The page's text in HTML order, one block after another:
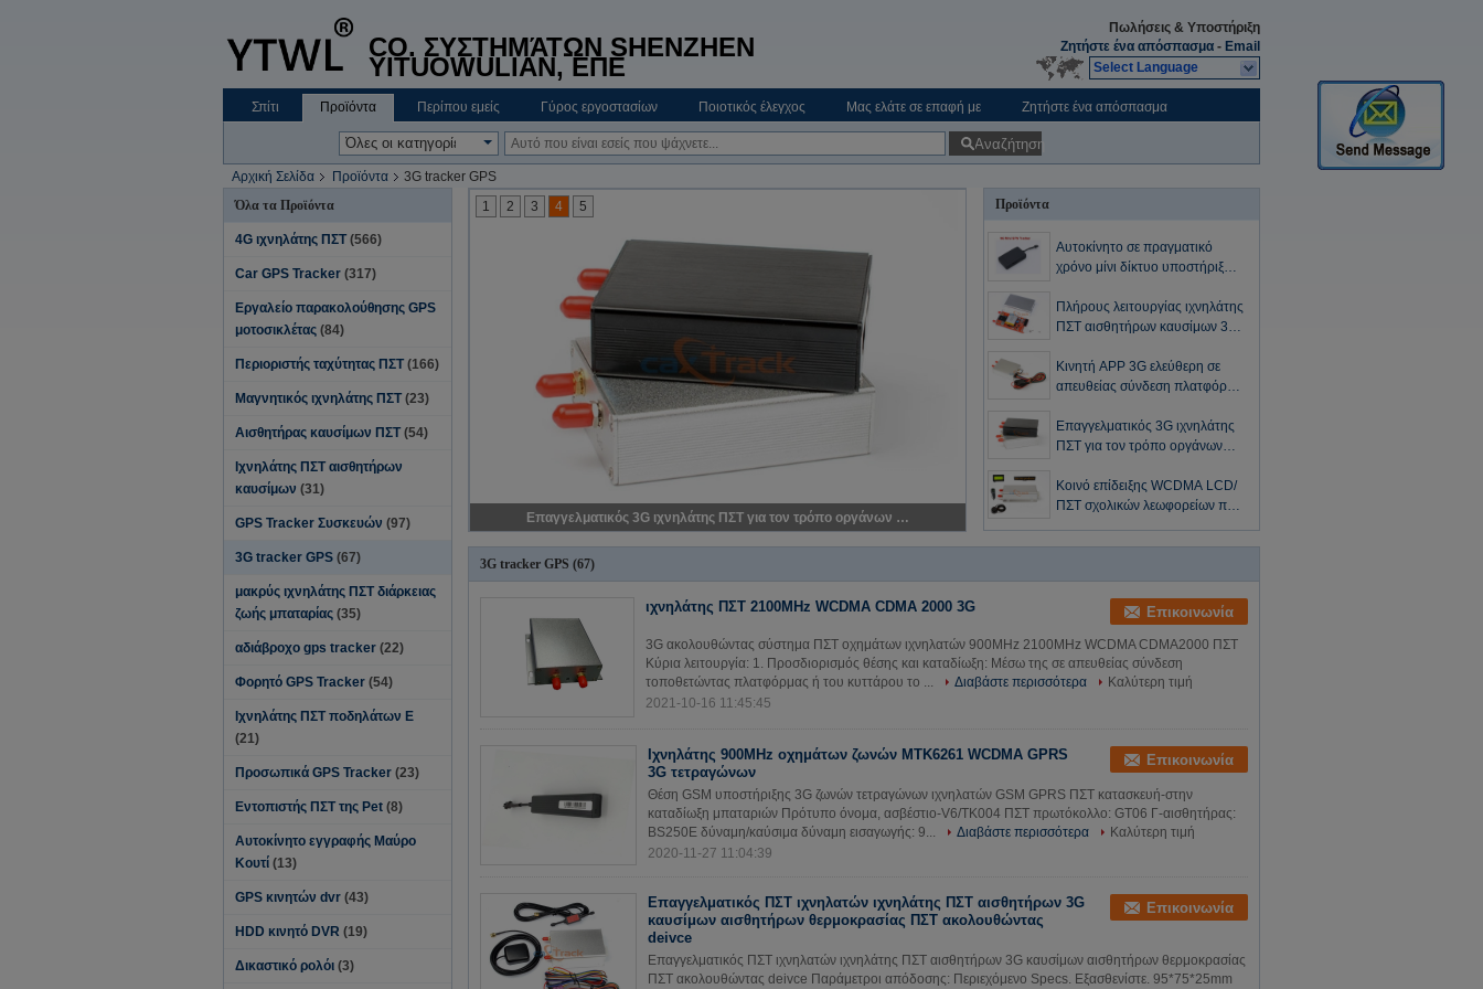
CO. ΣΥΣΤΗΜΆΤΩΝ SHENZHEN
YITUOWULIAN, ΕΠΕ
Πωλήσεις & Υποστήριξη
Ζητήστε ένα απόσπασμα - Email
Select Language
Σπίτι Προϊόντα Περίπου εμείς Γύρος εργοστασίων Ποιοτικός έλεγχος Μας ελάτε σε επαφή με Ζητήστε ένα απόσπασμα
Αναζήτηση
Αρχική Σελίδα Προϊόντα
3G tracker GPS
Όλα τα Προϊόντα
4G ιχνηλάτης ΠΣΤ (566)
Car GPS Tracker (317)
Εργαλείο παρακολούθησης GPS
μοτοσικλέτας (84)
Περιοριστής ταχύτητας ΠΣΤ (166)
Μαγνητικός ιχνηλάτης ΠΣΤ (23)
Αισθητήρας καυσίμων ΠΣΤ (54)
Ιχνηλάτης ΠΣΤ αισθητήρων
καυσίμων (31)
GPS Tracker Συσκευών (97)
3G tracker GPS (67)
μακρύς ιχνηλάτης ΠΣΤ διάρκειας
ζωής μπαταρίας (35)
αδιάβροχο gps tracker (22)
Φορητό GPS Tracker (54)
Ιχνηλάτης ΠΣΤ ποδηλάτων Ε
(21)
Προσωπικά GPS Tracker (23)
Εντοπιστής ΠΣΤ της Pet (8)
Αυτοκίνητο εγγραφής Μαύρο
Κουτί (13)
GPS κινητών dvr (43)
HDD κινητό DVR (19)
Δικαστικό ρολόι (3)
Επαγγελματικός 3G ιχνηλάτης ΠΣΤ για τον τρόπο οργάνων ελέγχου φορτηγών αυτοκινήτων/ταραχοποιών αναμικτών
1 2 3 4 5 Προϊόντα
Αυτοκίνητο σε πραγματικό
χρόνο μίνι δίκτυο υποστήριξης
ΠΣΤ 3G
Πλήρους λειτουργίας ιχνηλάτης
ΠΣΤ αισθητήρων καυσίμων 3G
GSM
Κινητή APP 3G ελεύθερη σε
απευθείας σύνδεση πλατφόρμα
ΠΣΤ αυτοκινήτων
Επαγγελματικός 3G ιχνηλάτης
ΠΣΤ για τον τρόπο οργάνων
αυτοκινήτων/ταραχοποιών
αναμικτών
Κοινό επίδειξης WCDMA LCD/
ΠΣΤ σχολικών λεωφορείων που
3G tracker GPS (67)
ιχνηλάτης ΠΣΤ 2100MHz WCDMA CDMA 2000 3G Επικοινωνία
3G ακολουθώντας σύστημα ΠΣΤ οχημάτων ιχνηλατών 900MHz 2100MHz WCDMA CDMA2000 ΠΣΤ
Κύρια λειτουργία: 1. Προσδιορισμός θέσης και καταδίωξη: Μέσω της σε απευθείας σύνδεση
τοποθετώντας πλατφόρμας ή του κυττάρου το ...
Διαβάστε περισσότερα
Καλύτερη τιμή
2021-10-16 11:45:45
Ιχνηλάτης 900MHz οχημάτων ζωνών MTK6261 WCDMA GPRS
3G τετραγώνων
Επικοινωνία
Θέση GSM υποστήριξης 3G ζωνών τετραγώνων ιχνηλατών GSM GPRS ΠΣΤ κατασκευή-στην
καταδίωξη μπαταριών Πρότυπο όνομα, ασβέστιο-V6/TK004 ΠΣΤ πρωτόκολλο: GT06 Γ-αισθητήρας:
BS250E δύναμη/καύσιμα δύναμη εισαγωγής: 9...
Διαβάστε περισσότερα
Καλύτερη τιμή
2020-11-27 11:04:39
Επαγγελματικός ΠΣΤ ιχνηλατών ιχνηλάτης ΠΣΤ αισθητήρων 3G
καυσίμων αισθητήρων θερμοκρασίας ΠΣΤ ακολουθώντας
deivce
Επικοινωνία
Επαγγελματικός ΠΣΤ ιχνηλατών ιχνηλάτης ΠΣΤ αισθητήρων 3G καυσίμων αισθητήρων θερμοκρασίας
ΠΣΤ ακολουθώντας deivce Παράμετροι απόδοσης: Περιεχόμενο Specs. Εξασθενίστε. 95*75*25mm